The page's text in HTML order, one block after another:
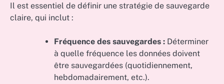
Il est essentiel de définir une stratégie de sauvegarde
claire, qui inclut :
Fréquence des sauvegardes : Déterminer
à quelle fréquence les données doivent
être sauvegardées (quotidiennement,
hebdomadairement, etc.).